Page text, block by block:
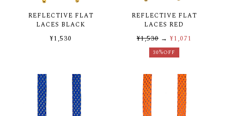
REFLECTIVE FLAT
LACES BLACK
¥1,530
REFLECTIVE FLAT
LACES RED
¥1,530→ ¥1,071
30%OFF